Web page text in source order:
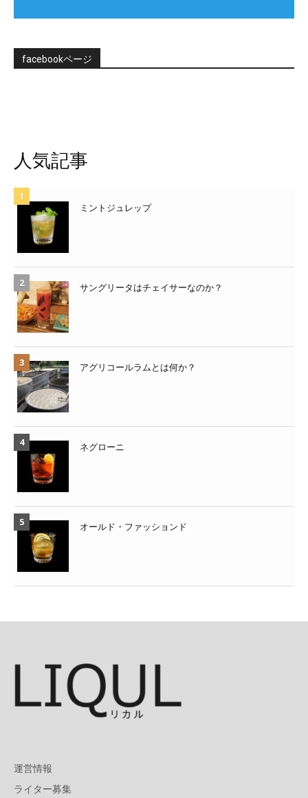
facebookページ
人気記事
ミントジュレップ
サングリータはチェイサーなのか？
アグリコールラムとは何か？
ネグローニ
オールド・ファッションド
運営情報
ライター募集